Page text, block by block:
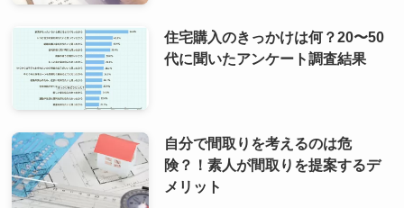
住宅購入のきっかけは何？20〜50
代に聞いたアンケート調査結果
自分で間取りを考えるのは危
険？！素人が間取りを提案するデ
メリット